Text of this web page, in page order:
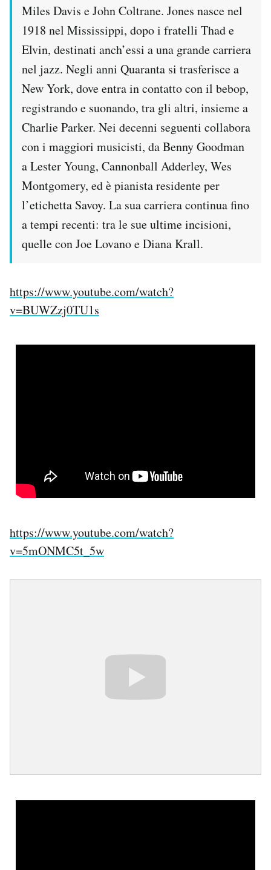
AREA PERSONALE
Area Personale
Newsletter
Notifiche mobile
Regala il Post
Hai bisogno di aiuto?
Esci
Miles Davis e John Coltrane. Jones nasce nel
1918 nel Mississippi, dopo i fratelli Thad e
Elvin, destinati anch’essi a una grande carriera
nel jazz. Negli anni Quaranta si trasferisce a
New York, dove entra in contatto con il bebop,
registrando e suonando, tra gli altri, insieme a
Charlie Parker. Nei decenni seguenti collabora
con i maggiori musicisti, da Benny Goodman
a Lester Young, Cannonball Adderley, Wes
Montgomery, ed è pianista residente per
l’etichetta Savoy. La sua carriera continua fino
a tempi recenti: tra le sue ultime incisioni,
quelle con Joe Lovano e Diana Krall.
https://www.youtube.com/watch?
v=BUWZzj0TU1s
https://www.youtube.com/watch?
v=5mONMC5t_5w